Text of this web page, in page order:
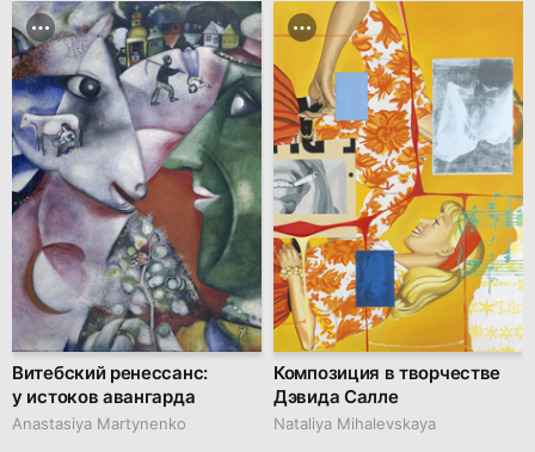
Витебский ренессанс:
у истоков авангарда
Anastasiya Martynenko
Композиция в творчестве
Дэвида Салле
Nataliya Mihalevskaya